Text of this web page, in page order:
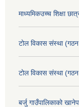
माध्यमिकउच्च शिक्षा
टोल विकास संस्था
टोल विकास संस्था
बर्जु गाउँपालिकाको